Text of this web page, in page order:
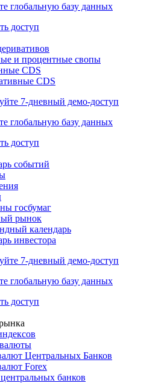
глобальную базу данных
доступ
и процентные свопы
CDS
CDS
7-дневный демо-доступ
глобальную базу данных
доступ
событий
госбумаг
рынок
календарь
инвестора
7-дневный демо-доступ
глобальную базу данных
доступ
Центральных Банков
Forex
банков